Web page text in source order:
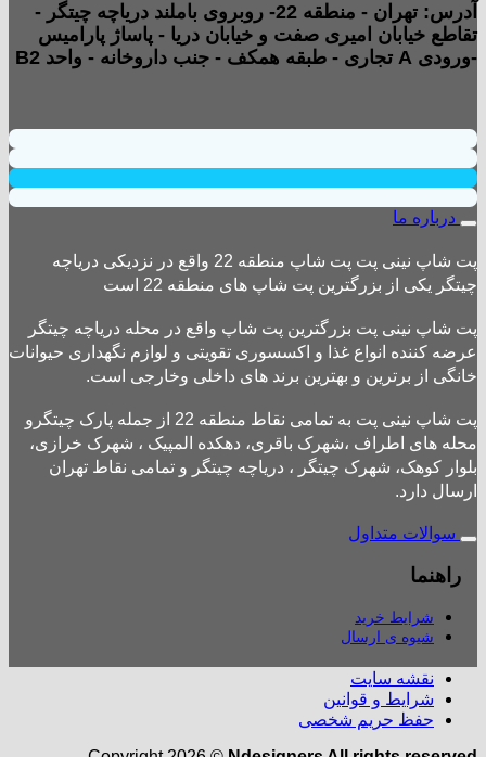
آدرس: تهران - منطقه 22- روبروی باملند دریاچه چیتگر -
تقاطع خیابان امیری صفت و خیابان دریا - پاساژ پارامیس
-ورودی A تجاری - طبقه همکف - جنب داروخانه - واحد B2
درباره ما
پت شاپ نینی پت پت شاپ منطقه 22 واقع در نزدیکی دریاچه
چیتگر یکی از بزرگترین پت شاپ های منطقه 22 است
پت شاپ نینی پت بزرگترین پت شاپ واقع در محله دریاچه چیتگر
عرضه کننده انواع غذا و اکسسوری تقویتی و لوازم نگهداری حیوانات
خانگی از برترین و بهترین برند های داخلی وخارجی است.
پت شاپ نینی پت به تمامی نقاط منطقه 22 از جمله پارک چیتگرو
محله های اطراف ،شهرک باقری، دهکده المپیک ، شهرک خرازی،
بلوار کوهک، شهرک چیتگر ، دریاچه چیتگر و تمامی نقاط تهران
ارسال دارد.
سوالات متداول
راهنما
شرایط خرید
شیوه ی ارسال
نقشه سایت
شرایط و قوانین
حفظ حریم شخصی